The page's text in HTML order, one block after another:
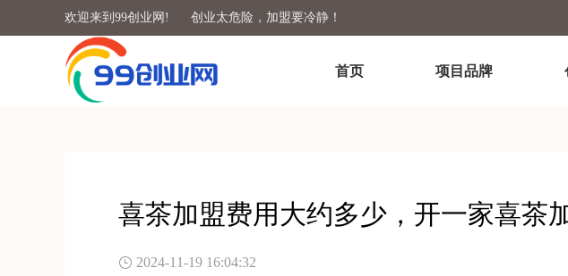
欢迎来到99创业网! 创业太危险，加盟要冷静！
首页 项目品牌
喜茶加盟费用大约多少，开一家喜茶
2024-11-19 16:04:32